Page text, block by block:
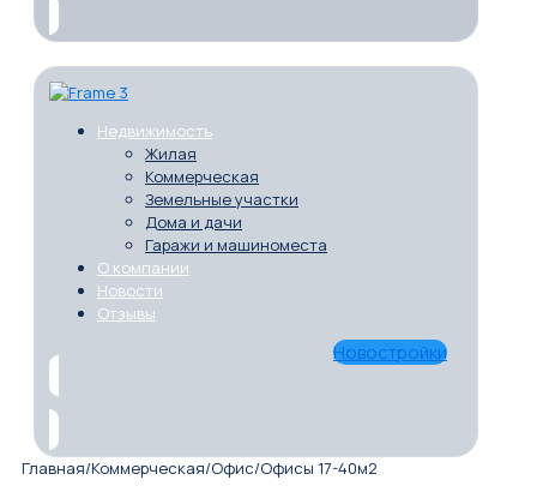
Недвижимость
Жилая
Коммерческая
Земельные участки
Дома и дачи
Гаражи и машиноместа
О компании
Новости
Отзывы
Новостройки
Главная/Коммерческая/Офис/Офисы 17-40м2